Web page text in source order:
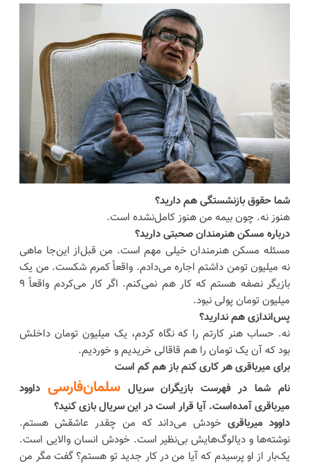
شما حقوق بازنشستگی هم دارید؟
هنوز نه. چون بیمه من هنوز کامل‌نشده است.
درباره مسکن هنرمندان صحبتی دارید؟
مسئله مسکن هنرمندان خیلی مهم است. من قبل‌از این‌جا ماهی
نه میلیون تومن داشتم اجاره می‌دادم. واقعاً کمرم شکست. من یک
بازیگر نصفه هستم که کار هم نمی‌کنم. اگر کار می‌کردم واقعاً ۹
میلیون تومان پولی نبود.
پس‌اندازی هم ندارید؟
نه. حساب هنر کارتم را که نگاه کردم، یک میلیون تومان داخلش
بود که آن یک تومان را هم قاقالی خریدیم و خوردیم.
برای میرباقری هر کاری کنم باز هم کم است
نام شما در فهرست بازیگران سریالسلمان‌فارسی داوود
میرباقری آمده‌است. آیا قرار است در این سریال بازی کنید؟
داوود میرباقری خودش می‌داند که من چقدر عاشقش هستم.
نوشته‌ها و دیالوگ‌هایش بی‌نظیر است. خودش انسان والایی است.
یک‌بار از او پرسیدم که آیا من در کار جدید تو هستم؟ گفت مگر من